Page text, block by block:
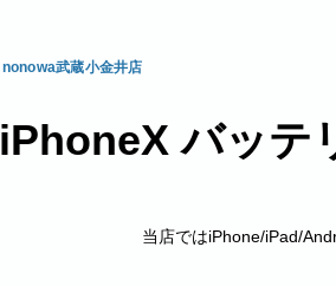
nonowa武蔵小金井店
iPhoneX バッテ
当店ではiPhone/iPad/